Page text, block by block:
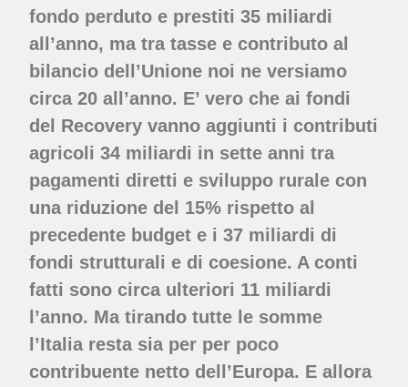
fondo perduto e prestiti 35 miliardi
all’anno, ma tra tasse e contributo al
bilancio dell’Unione noi ne versiamo
circa 20 all’anno. E’ vero che ai fondi
del Recovery vanno aggiunti i contributi
agricoli 34 miliardi in sette anni tra
pagamenti diretti e sviluppo rurale con
una riduzione del 15% rispetto al
precedente budget e i 37 miliardi di
fondi strutturali e di coesione. A conti
fatti sono circa ulteriori 11 miliardi
l’anno. Ma tirando tutte le somme
l’Italia resta sia per per poco
contribuente netto dell’Europa. E allora